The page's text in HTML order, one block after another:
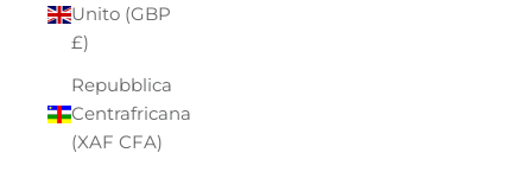
Unito (GBP
£)
Repubblica
Centrafricana
(XAF CFA)